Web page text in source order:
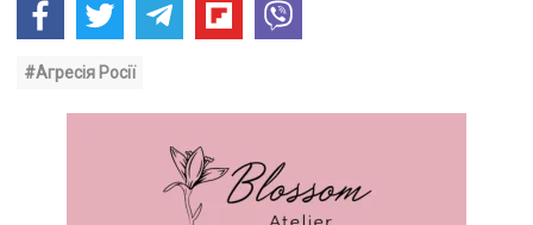
#Агресія Росії